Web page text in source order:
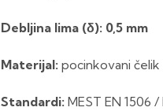
Debljina lima (δ): 0,5 mm
Materijal: pocinkovani čelik
Standardi: MEST EN 1506 /